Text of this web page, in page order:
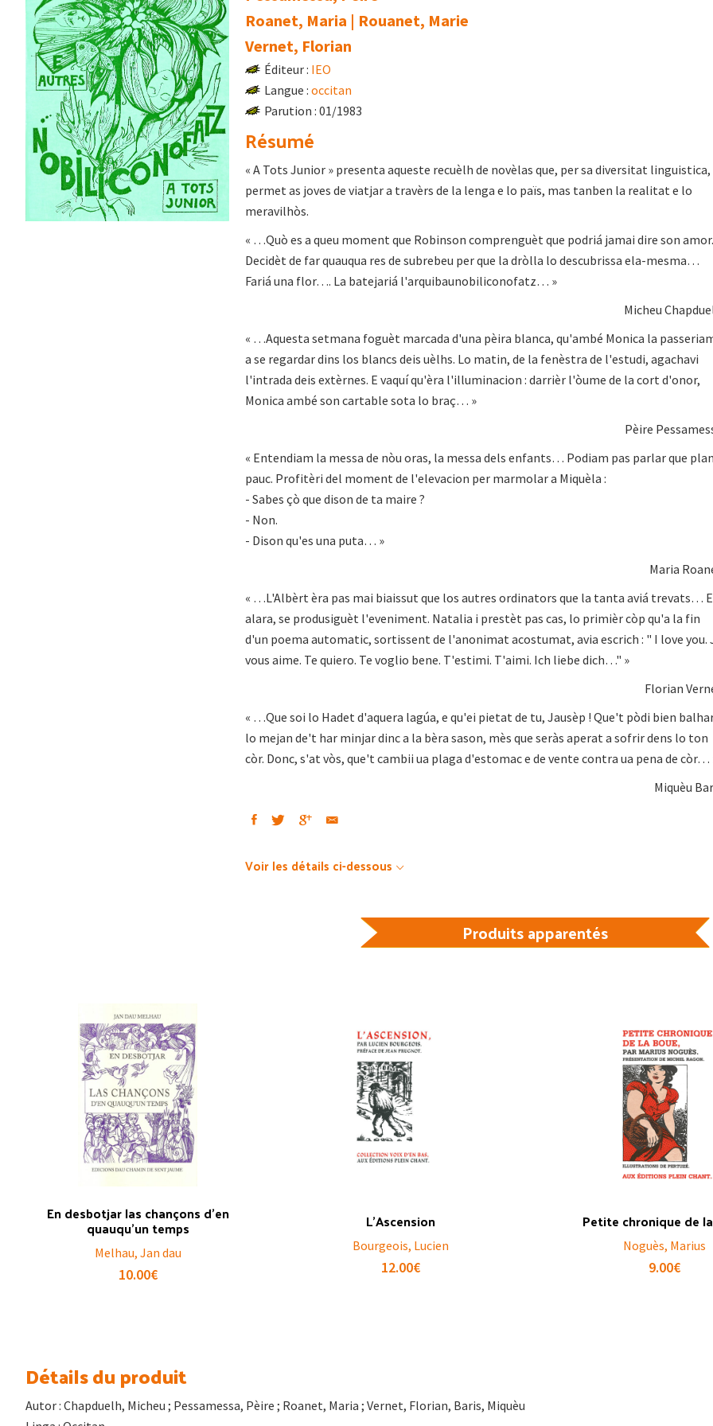
Roanet, Maria | Rouanet, Marie
Vernet, Florian
Éditeur : IEO
Langue : occitan
Parution : 01/1983
Résumé
« A Tots Junior » presenta aqueste recuèlh de novèlas que, per sa diversitat linguistica,
permet as joves de viatjar a travèrs de la lenga e lo païs, mas tanben la realitat e lo
meravilhòs.
« …Quò es a queu moment que Robinson comprenguèt que podriá jamai dire son amor.
Decidèt de far quauqua res de subrebeu per que la dròlla lo descubrissa ela-mesma…
Fariá una flor…. La batejariá l'arquibaunobiliconofatz… »
Micheu
« …Aquesta setmana foguèt marcada d'una pèira blanca, qu'ambé Monica la
a se regardar dins los blancs deis uèlhs. Lo matin, de la fenèstra de l'estudi, agachavi
l'intrada deis extèrnes. E vaquí qu'èra l'illuminacion : darrièr l'òume de la cort d'onor,
Monica ambé son cartable sota lo braç… »
Pèire
« Entendiam la messa de nòu oras, la messa dels enfants… Podiam pas parlar que plan
pauc. Profitèri del moment de l'elevacion per marmolar a Miquèla :
- Sabes çò que dison de ta maire ?
- Non.
- Dison qu'es una puta… »
Maria
« …L'Albèrt èra pas mai biaissut que los autres ordinators que la tanta aviá trevats… E
alara, se produsiguèt l'eveniment. Natalia i prestèt pas cas, lo primièr còp qu'a la fin
d'un poema automatic, sortissent de l'anonimat acostumat, avia escrich : " I love you.
vous aime. Te quiero. Te voglio bene. T'estimi. T'aimi. Ich liebe dich…" »
Florian
« …Que soi lo Hadet d'aquera lagúa, e qu'ei pietat de tu, Jausèp ! Que't pòdi bien
lo mejan de't har minjar dinc a la bèra sason, mès que seràs aperat a sofrir dens lo ton
còr. Donc, s'at vòs, que't cambii ua plaga d'estomac e de vente contra ua pena de còr…
Miquèu
Voir les détails ci-dessous
Produits apparentés
En desbotjar las chançons d’en
quauqu’un temps
Melhau, Jan dau
10.00€
L’Ascension
Bourgeois, Lucien
12.00€
Petite chronique de
Noguès, Marius
9.00€
Détails du produit
Autor : Chapduelh, Micheu ; Pessamessa, Pèire ; Roanet, Maria ; Vernet, Florian, Baris, Miquèu